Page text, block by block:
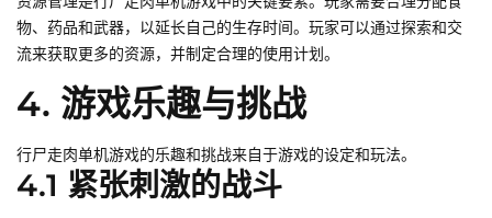
物、药品和武器，以延长自己的生存时间。玩家可以通过探索和交
流来获取更多的资源，并制定合理的使用计划。
4. 游戏乐趣与挑战
行尸走肉单机游戏的乐趣和挑战来自于游戏的设定和玩法。
4.1 紧张刺激的战斗